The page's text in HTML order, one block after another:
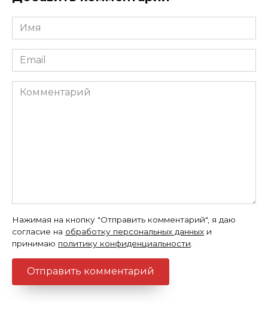
Имя
*
Email
*
Комментарий
Нажимая на кнопку "Отправить комментарий", я даю
согласие на обработку персональных данных и
принимаю политику конфиденциальности